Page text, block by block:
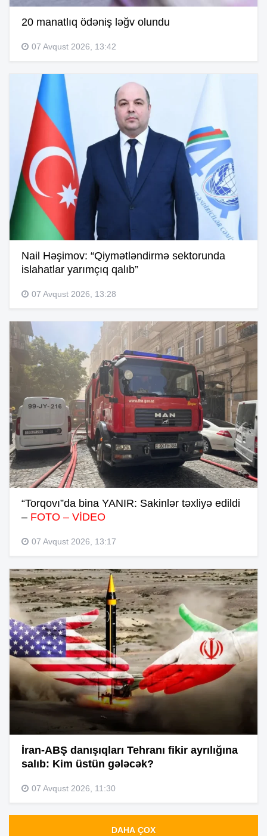
20 manatlıq ödəniş ləğv olundu
07 Avqust 2026, 13:42
Nail Həşimov: “Qiymətləndirmə sektorunda
islahatlar yarımçıq qalıb”
07 Avqust 2026, 13:28
“Torqovı”da bina YANIR: Sakinlər təxliyə edildi
– FOTO – VİDEO
07 Avqust 2026, 13:17
İran-ABŞ danışıqları Tehranı fikir ayrılığına
salıb: Kim üstün gələcək?
07 Avqust 2026, 11:30
DAHA ÇOX